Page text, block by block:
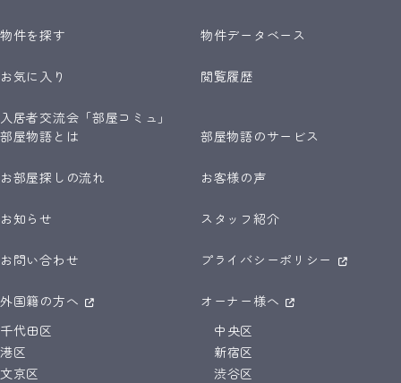
物件を探す 物件データベース
お気に入り 閲覧履歴
入居者交流会「部屋コミュ」
部屋物語とは
部屋物語のサービス
お部屋探しの流れ お客様の声
お知らせ スタッフ紹介
お問い合わせ プライバシーポリシー
外国籍の方へ
オーナー様へ
千代田区
中央区
港区
新宿区
文京区
渋谷区